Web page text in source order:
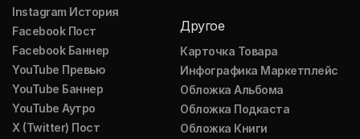
Instagram История
Facebook Пост
Facebook Баннер
YouTube Превью
YouTube Баннер
YouTube Аутро
X (Twitter) Пост
Другое
Карточка Товара
Инфографика Маркетплейс
Обложка Альбома
Обложка Подкаста
Обложка Книги